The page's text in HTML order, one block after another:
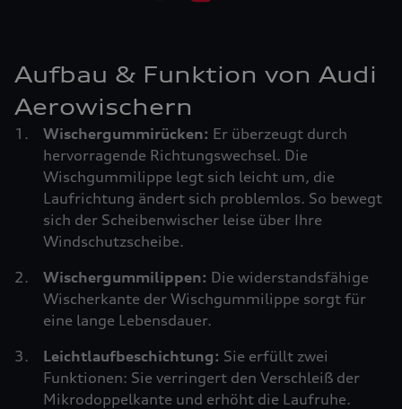
Aufbau & Funktion von Audi
Aerowischern
Wischergummirücken: Er überzeugt durch
hervorragende Richtungswechsel. Die
Wischgummilippe legt sich leicht um, die
Laufrichtung ändert sich problemlos. So bewegt
sich der Scheibenwischer leise über Ihre
Windschutzscheibe.
Wischergummilippen: Die widerstandsfähige
Wischerkante der Wischgummilippe sorgt für
eine lange Lebensdauer.
Leichtlaufbeschichtung: Sie erfüllt zwei
Funktionen: Sie verringert den Verschleiß der
Mikrodoppelkante und erhöht die Laufruhe.